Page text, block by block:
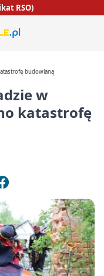
RSO)
budowlaną
w
katastrofę